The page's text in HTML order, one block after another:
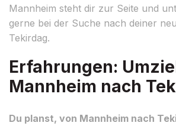
Mannheim steht dir zur Seite und
gerne bei der Suche nach deiner
Tekirdag.
Erfahrungen:
Mannheim nach
Du planst, von Mannheim nach